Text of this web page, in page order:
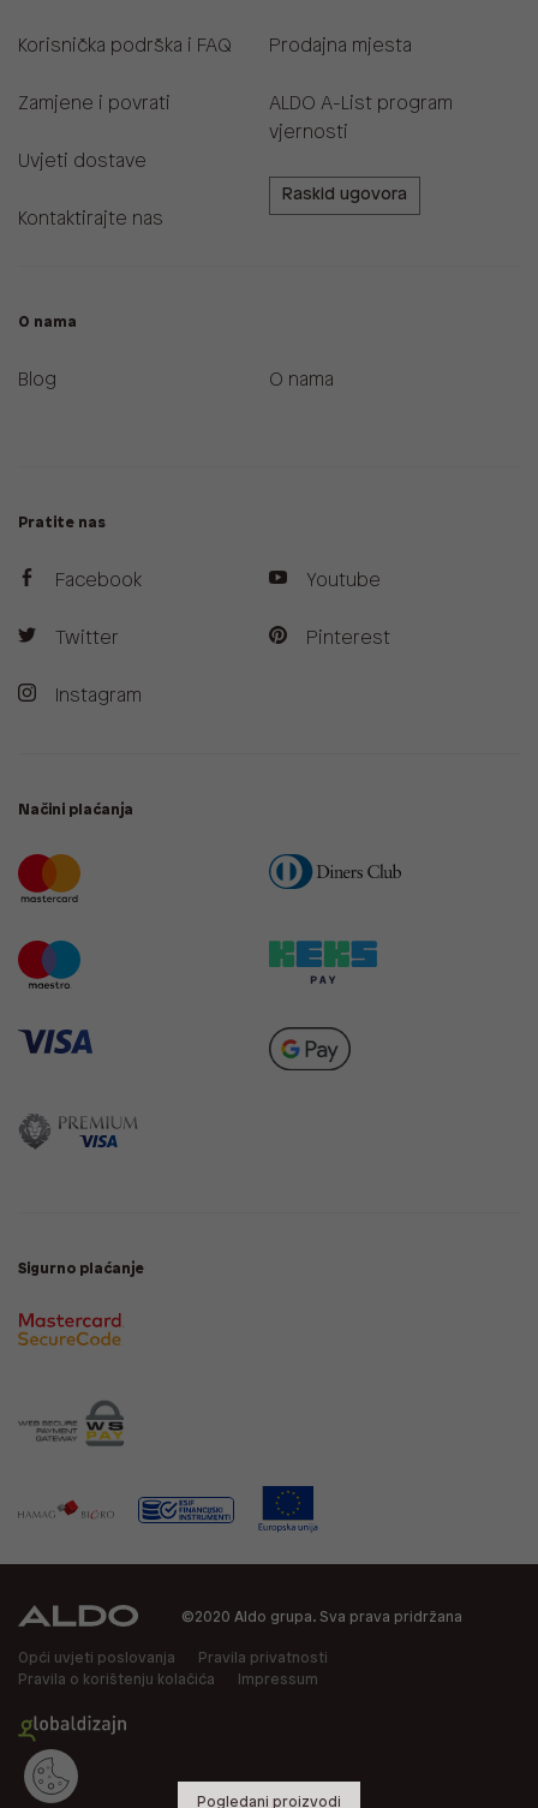
Korisnička podrška i FAQ
Zamjene i povrati
Uvjeti dostave
Kontaktirajte nas
Prodajna mjesta
ALDO A-List program
vjernosti
Raskid ugovora
O nama
Blog O nama
Pratite nas
Facebook
Twitter
Instagram
Youtube
Pinterest
Načini plaćanja
Sigurno plaćanje
©2020 Aldo grupa. Sva prava pridržana
Opći uvjeti poslovanja
Pravila privatnosti
Pravila o korištenju kolačića
Impressum
Pogledani proizvodi